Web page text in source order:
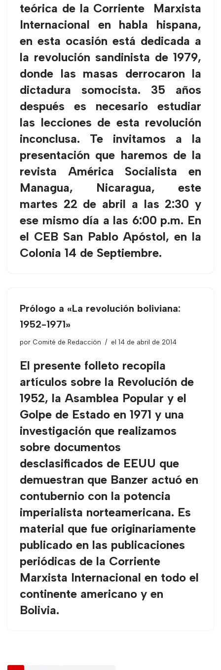
teórica de la Corriente Marxista
Internacional en habla hispana,
en esta ocasión está dedicada a
la revolución sandinista de 1979,
donde las masas derrocaron la
dictadura somocista. 35 años
después es necesario estudiar
las lecciones de esta revolución
inconclusa. Te invitamos a la
presentación que haremos de la
revista América Socialista en
Managua, Nicaragua, este
martes 22 de abril a las 2:30 y
ese mismo día a las 6:00 p.m. En
el CEB San Pablo Apóstol, en la
Colonia 14 de Septiembre.
Prólogo a «La revolución boliviana:
1952-1971»
por Comité de Redacción el 14 de abril de 2014
El presente folleto recopila
artículos sobre la Revolución de
1952, la Asamblea Popular y el
Golpe de Estado en 1971 y una
investigación que realizamos
sobre documentos
desclasificados de EEUU que
demuestran que Banzer actuó en
contubernio con la potencia
imperialista norteamericana. Es
material que fue originariamente
publicado en las publicaciones
periódicas de la Corriente
Marxista Internacional en todo el
continente americano y en
Bolivia.